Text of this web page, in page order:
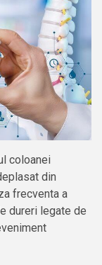
coloanei
din
frecventa a
dureri legate de